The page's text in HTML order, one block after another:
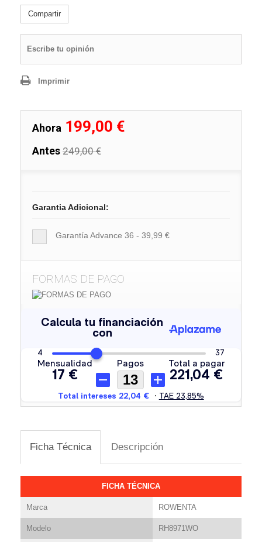
Compartir
Escribe tu opinión
Imprimir
Ahora 199,00 €
Antes 249,00 €
Garantia Adicional:
Garantía Advance 36 - 39,99 €
FORMAS DE PAGO
Ficha Técnica Descripción
FICHA TÉCNICA
Marca ROWENTA
Modelo RH8971WO